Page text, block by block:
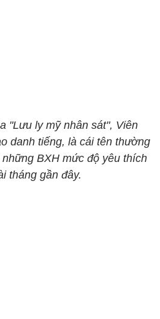
"Lưu ly mỹ nhân sát", Viên
danh tiếng, là cái tên thường
BXH mức độ yêu thích
tháng gần đây.​​​​​​​